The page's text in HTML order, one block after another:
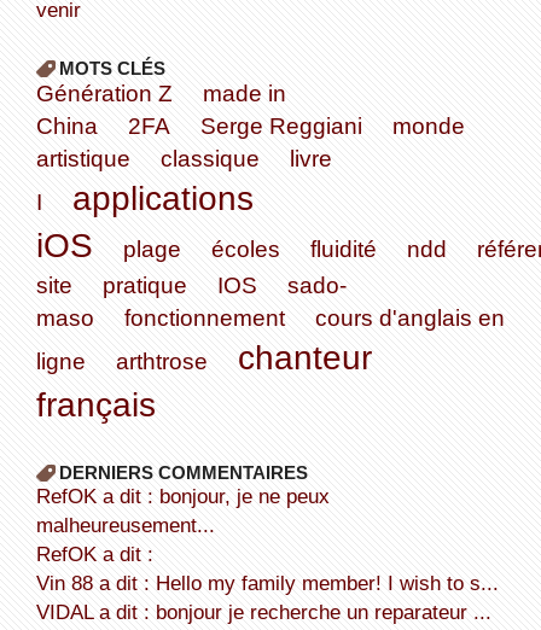
venir
MOTS CLÉS
Génération Z
made in
China
2FA Serge Reggiani
monde
artistique
classique
livre
I
applications
iOS
plage écoles fluidité ndd
site
pratique IOS
sado-
maso
fonctionnement
cours d'anglais en
ligne
arthtrose
chanteur
français
DERNIERS COMMENTAIRES
refOK a dit : bonjour, je ne peux
malheureusement...
refOK a dit :
Vin 88 a dit : Hello my family member! I wish to s...
VIDAL a dit : bonjour je recherche un reparateur ...